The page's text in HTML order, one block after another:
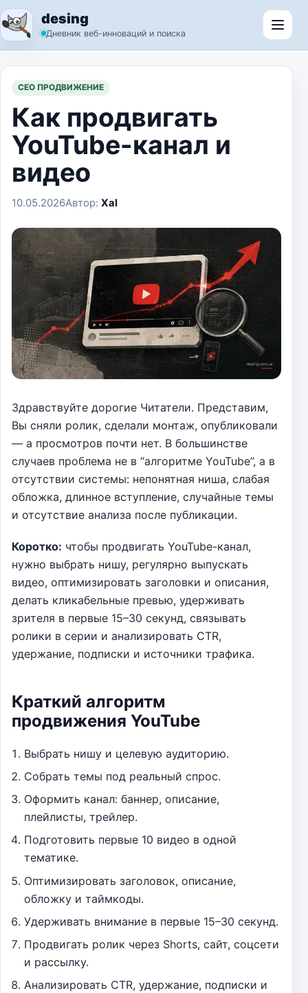
Перейти к содержимому
desing
Дневник веб-инноваций и поиска
СЕО ПРОДВИЖЕНИЕ
Как продвигать
YouTube-канал и
видео
10.05.2026Автор: Xal
Здравствуйте дорогие Читатели. Представим,
Вы сняли ролик, сделали монтаж, опубликовали
— а просмотров почти нет. В большинстве
случаев проблема не в “алгоритме YouTube”, а в
отсутствии системы: непонятная ниша, слабая
обложка, длинное вступление, случайные темы
и отсутствие анализа после публикации.
Коротко: чтобы продвигать YouTube-канал,
нужно выбрать нишу, регулярно выпускать
видео, оптимизировать заголовки и описания,
делать кликабельные превью, удерживать
зрителя в первые 15–30 секунд, связывать
ролики в серии и анализировать CTR,
удержание, подписки и источники трафика.
Краткий алгоритм
продвижения YouTube
Выбрать нишу и целевую аудиторию.
Собрать темы под реальный спрос.
Оформить канал: баннер, описание,
плейлисты, трейлер.
Подготовить первые 10 видео в одной
тематике.
Оптимизировать заголовок, описание,
обложку и таймкоды.
Удерживать внимание в первые 15–30 секунд.
Продвигать ролик через Shorts, сайт, соцсети
и рассылку.
Анализировать CTR, удержание, подписки и